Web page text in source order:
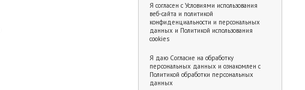
Я согласен с Условиями использования
веб-сайта и политикой
конфиденциальности и персональных
данных и Политикой использования
cookies
Я даю Согласие на обработку
персональных данных и ознакомлен с
Политикой обработки персональных
данных